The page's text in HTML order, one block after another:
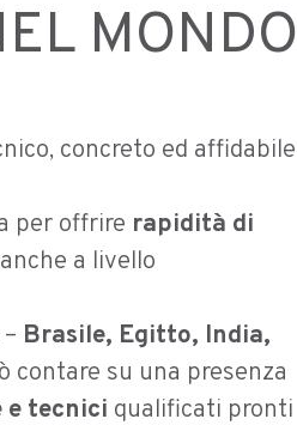
MONDO
concreto ed affidabile
per offrire rapidità di
a livello
Brasile, Egitto, India,
contare su una presenza
e tecnici qualificati pronti